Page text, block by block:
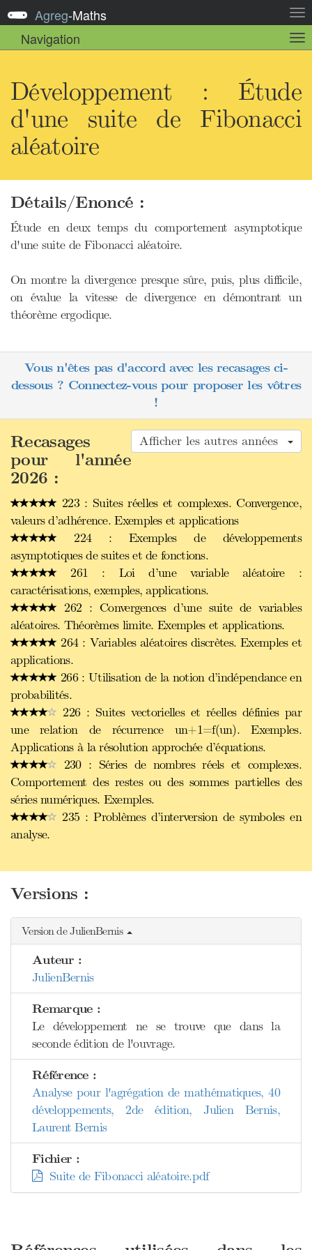
la
Agreg-Maths
Navigation
la
Développement : Étude
d'une suite de Fibonacci
aléatoire
Détails/Enoncé :
Étude en deux temps du comportement asymptotique
d'une suite de Fibonacci aléatoire.
On montre la divergence presque sûre, puis, plus difficile,
on évalue la vitesse de divergence en démontrant un
théorème ergodique.
Vous n'êtes pas d'accord avec les recasages ci-
dessous ? Connectez-vous pour proposer les vôtres
!
Afficher les autres années
Recasages
pour l'année
2026 :
223 : Suites réelles et complexes. Convergence,
valeurs d’adhérence. Exemples et applications
224 : Exemples de développements
asymptotiques de suites et de fonctions.
261 : Loi d’une variable aléatoire :
caractérisations, exemples, applications.
262 : Convergences d’une suite de variables
aléatoires. Théorèmes limite. Exemples et applications.
264 : Variables aléatoires discrètes. Exemples et
applications.
266 : Utilisation de la notion d’indépendance en
probabilités.
226 : Suites vectorielles et réelles définies par
une relation de récurrence un+1=f(un). Exemples.
Applications à la résolution approchée d’équations.
230 : Séries de nombres réels et complexes.
Comportement des restes ou des sommes partielles des
séries numériques. Exemples.
235 : Problèmes d’interversion de symboles en
analyse.
Versions :
Version de JulienBernis
Auteur :
JulienBernis
Remarque :
Le développement ne se trouve que dans la
seconde édition de l'ouvrage.
Référence :
Analyse pour l'agrégation de mathématiques, 40
développements, 2de édition, Julien Bernis,
Laurent Bernis
Fichier :
Suite de Fibonacci aléatoire.pdf